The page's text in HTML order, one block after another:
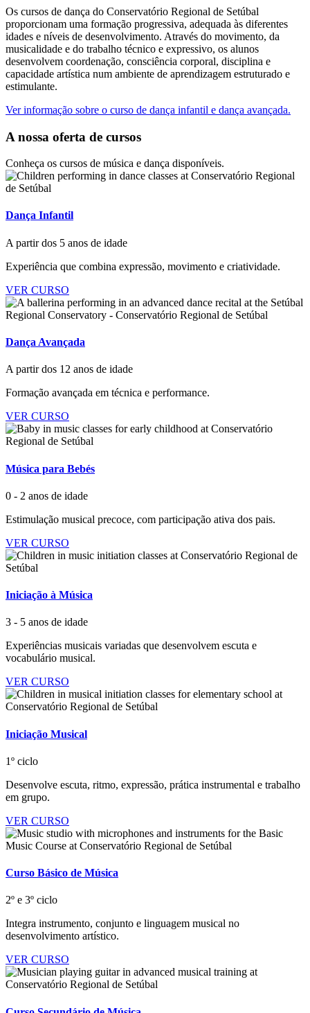
Os cursos de dança do Conservatório Regional de Setúbal
proporcionam uma formação progressiva, adequada às diferentes
idades e níveis de desenvolvimento. Através do movimento, da
musicalidade e do trabalho técnico e expressivo, os alunos
desenvolvem coordenação, consciência corporal, disciplina e
capacidade artística num ambiente de aprendizagem estruturado e
estimulante.
Ver informação sobre o curso de dança infantil e dança avançada.
A nossa oferta de cursos
Conheça os cursos de música e dança disponíveis.
Dança Infantil
A partir dos 5 anos de idade
Experiência que combina expressão, movimento e criatividade.
VER CURSO
Dança Avançada
A partir dos 12 anos de idade
Formação avançada em técnica e performance.
VER CURSO
Música para Bebés
0 - 2 anos de idade
Estimulação musical precoce, com participação ativa dos pais.
VER CURSO
Iniciação à Música
3 - 5 anos de idade
Experiências musicais variadas que desenvolvem escuta e
vocabulário musical.
VER CURSO
Iniciação Musical
1º ciclo
Desenvolve escuta, ritmo, expressão, prática instrumental e trabalho
em grupo.
VER CURSO
Curso Básico de Música
2º e 3º ciclo
Integra instrumento, conjunto e linguagem musical no
desenvolvimento artístico.
VER CURSO